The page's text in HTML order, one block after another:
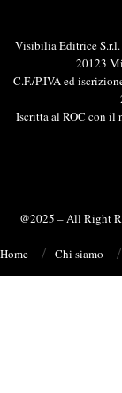
Visibilia Editrice S.r.l.
20123
C.F./P.IVA ed
Iscritta al ROC con il
@2025 – All Right
Home Chi siamo